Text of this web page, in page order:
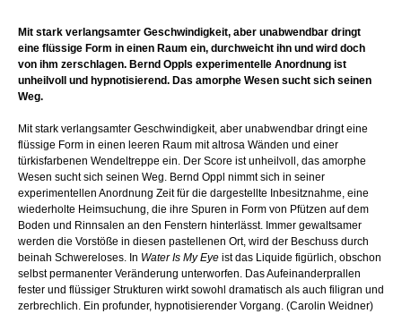
Mit stark verlangsamter Geschwindigkeit, aber unabwendbar dringt
eine flüssige Form in einen Raum ein, durchweicht ihn und wird doch
von ihm zerschlagen. Bernd Oppls experimentelle Anordnung ist
unheilvoll und hypnotisierend. Das amorphe Wesen sucht sich seinen
Weg.
Mit stark verlangsamter Geschwindigkeit, aber unabwendbar dringt eine
flüssige Form in einen leeren Raum mit altrosa Wänden und einer
türkisfarbenen Wendeltreppe ein. Der Score ist unheilvoll, das amorphe
Wesen sucht sich seinen Weg. Bernd Oppl nimmt sich in seiner
experimentellen Anordnung Zeit für die dargestellte Inbesitznahme, eine
wiederholte Heimsuchung, die ihre Spuren in Form von Pfützen auf dem
Boden und Rinnsalen an den Fenstern hinterlässt. Immer gewaltsamer
werden die Vorstöße in diesen pastellenen Ort, wird der Beschuss durch
beinah Schwereloses. In Water Is My Eye ist das Liquide figürlich, obschon
selbst permanenter Veränderung unterworfen. Das Aufeinanderprallen
fester und flüssiger Strukturen wirkt sowohl dramatisch als auch filigran und
zerbrechlich. Ein profunder, hypnotisierender Vorgang. (Carolin Weidner)